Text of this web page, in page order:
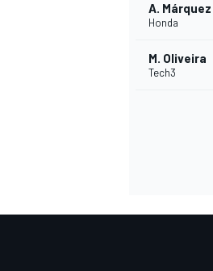
A. Márquez
Honda
M. Oliveira
Tech3